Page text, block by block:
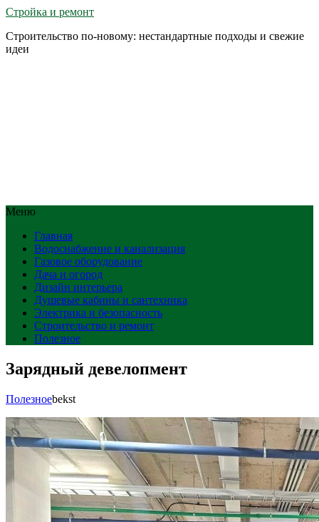
Стройка и ремонт
Строительство по-новому: нестандартные подходы и свежие
идеи
Меню
Главная
Водоснабжение и канализация
Газовое оборудование
Дача и огород
Дизайн интерьера
Душевые кабины и сантехника
Электрика и безопасность
Строительство и ремонт
Полезное
Зарядный девелопмент
Полезноеbekst